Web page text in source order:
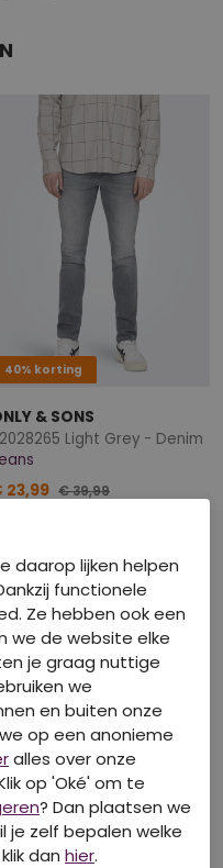
40% korting
& SONS
Light Grey - Denim
23,99 € 39,99
daarop lijken helpen
functionele
Ze hebben ook een
we de website elke
je graag nuttige
we
en buiten onze
op een anonieme
alles over onze
op 'Oké' om te
? Dan plaatsen we
je zelf bepalen welke
dan hier.